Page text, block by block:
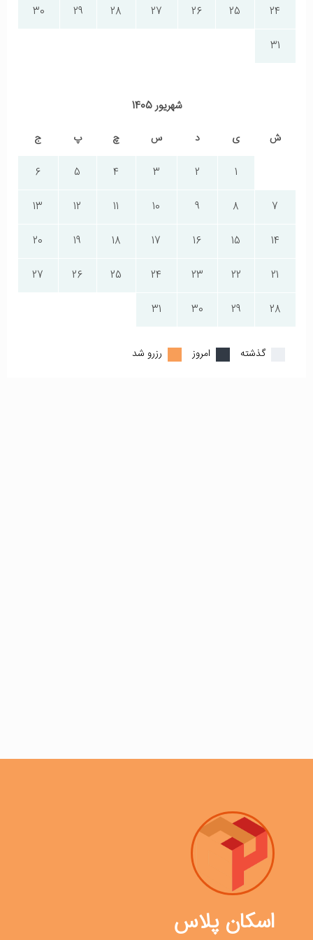
24
25
26
27
28
29
30
31
شهریور 1405
ش ی د س چ پ ج
1
2
3
4
5
6
7
8
9
10
11
12
13
14
15
16
17
18
19
20
21
22
23
24
25
26
27
28
29
30
31
گذشته امروز رزرو شد
اسکان پلاس